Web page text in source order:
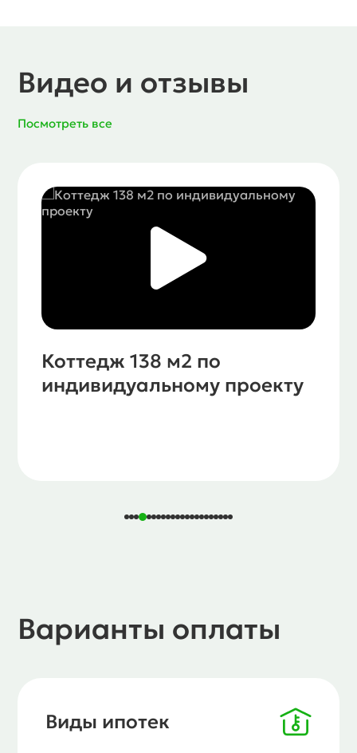
Видео и отзывы
Посмотреть все
Коттедж 138 м2 по
индивидуальному проекту
Варианты оплаты
Виды ипотек